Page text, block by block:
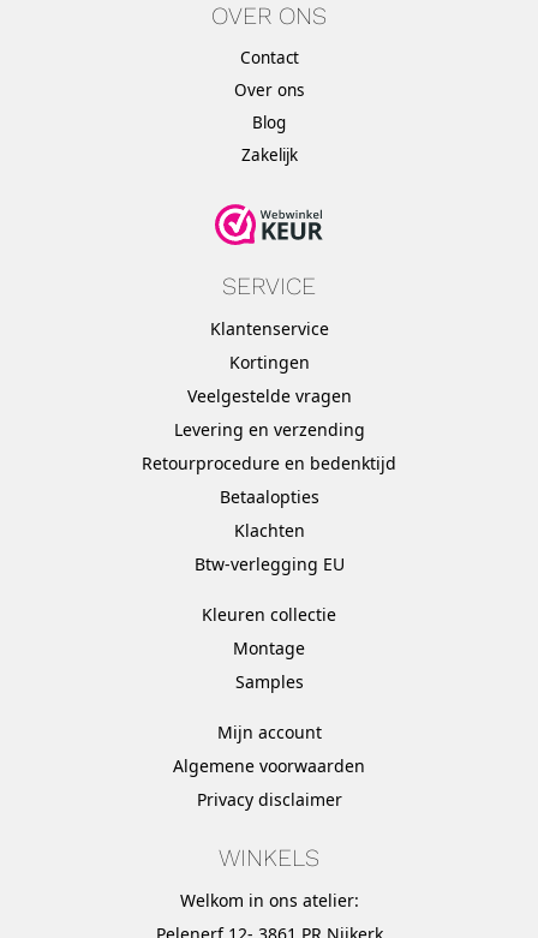
OVER ONS
Contact
Over ons
Blog
Zakelijk
SERVICE
Klantenservice
Kortingen
Veelgestelde vragen
Levering en verzending
Retourprocedure en bedenktijd
Betaalopties
Klachten
Btw-verlegging EU
Kleuren collectie
Montage
Samples
Mijn account
Algemene voorwaarden
Privacy disclaimer
WINKELS
Welkom in ons atelier: